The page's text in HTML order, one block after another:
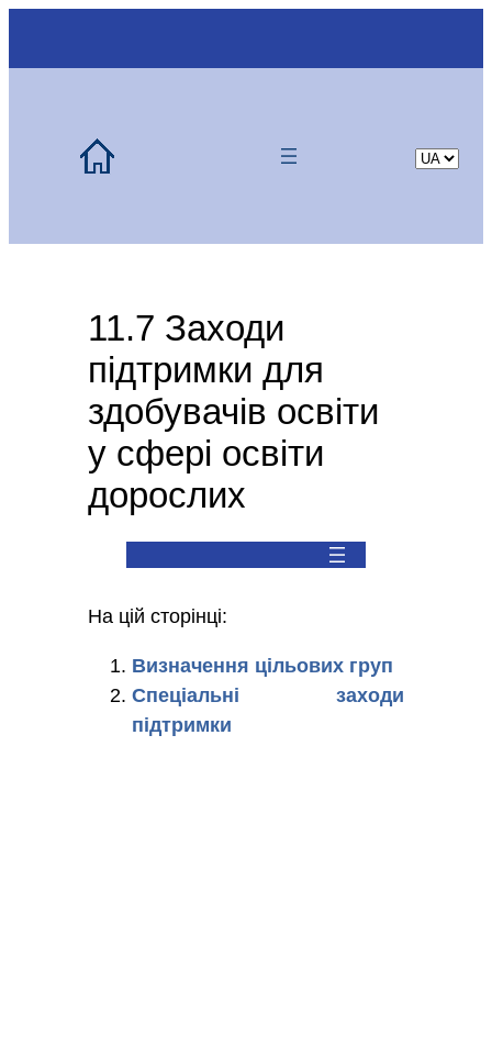
Choose
11.7 Заходи
підтримки для
здобувачів освіти
у сфері освіти
дорослих
На цій сторінці:
Визначення цільових груп
Спеціальні заходи
підтримки